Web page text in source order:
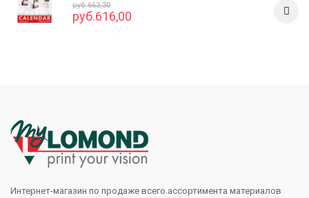
руб.663,30
руб.616,00
Интернет-магазин по продаже всего ассортимента материалов